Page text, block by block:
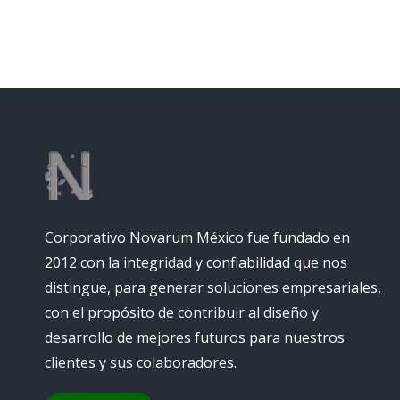
Corporativo Novarum México fue fundado en
2012 con la integridad y confiabilidad que nos
distingue, para generar soluciones empresariales,
con el propósito de contribuir al diseño y
desarrollo de mejores futuros para nuestros
clientes y sus colaboradores.